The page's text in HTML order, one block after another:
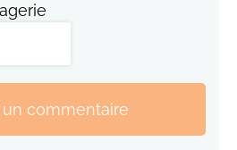
un commentaire